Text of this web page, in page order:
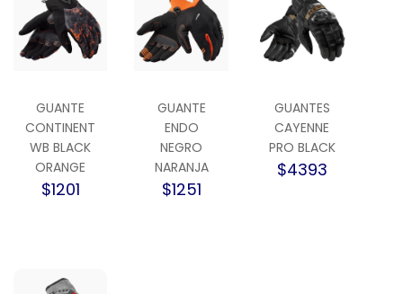
GUANTE
CONTINENT
WB BLACK
ORANGE
$1201
GUANTE
ENDO
NEGRO
NARANJA
$1251
GUANTES
CAYENNE
PRO BLACK
$4393